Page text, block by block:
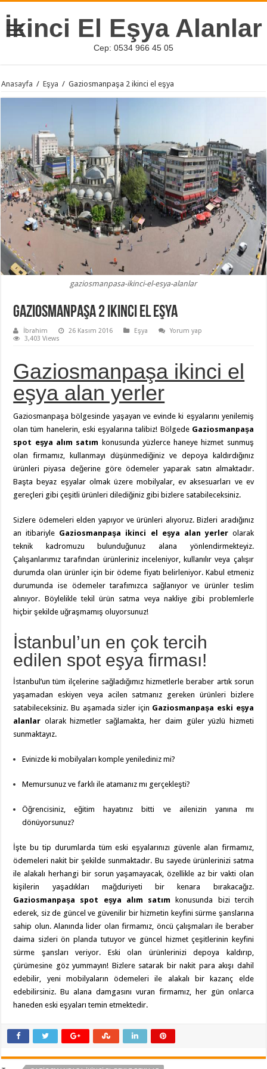
İkinci El Eşya Alanlar
Cep: 0534 966 45 05
Anasayfa / Eşya / Gaziosmanpaşa 2 ikinci el eşya
gaziosmanpasa-ikinci-el-esya-alanlar
Gaziosmanpaşa 2 ikinci el eşya
İbrahim 26 Kasım 2016 Eşya
Yorum yap
3,403 Views
Gaziosmanpaşa ikinci el
eşya alan yerler
Gaziosmanpaşa bölgesinde yaşayan ve evinde ki eşyalarını yenilemiş
olan tüm hanelerin, eski eşyalarına talibiz! Bölgede Gaziosmanpaşa
spot eşya alım satım konusunda yüzlerce haneye hizmet sunmuş
olan firmamız, kullanmayı düşünmediğiniz ve depoya kaldırdığınız
ürünleri piyasa değerine göre ödemeler yaparak satın almaktadır.
Başta beyaz eşyalar olmak üzere mobilyalar, ev aksesuarları ve ev
gereçleri gibi çeşitli ürünleri dilediğiniz gibi bizlere satabileceksiniz.
Sizlere ödemeleri elden yapıyor ve ürünleri alıyoruz. Bizleri aradığınız
an itibariyle Gaziosmanpaşa ikinci el eşya alan yerlerolarak
teknik kadromuzu bulunduğunuz alana yönlendirmekteyiz.
Çalışanlarımız tarafından ürünleriniz inceleniyor, kullanılır veya çalışır
durumda olan ürünler için bir ödeme fiyatı belirleniyor. Kabul etmeniz
durumunda ise ödemeler tarafımızca sağlanıyor ve ürünler teslim
alınıyor. Böylelikle tekil ürün satma veya nakliye gibi problemlerle
hiçbir şekilde uğraşmamış oluyorsunuz!
İstanbul’un en çok tercih
edilen spot eşya firması!
İstanbul’un tüm ilçelerine sağladığımız hizmetlerle beraber artık sorun
yaşamadan eskiyen veya acilen satmanız gereken ürünleri bizlere
satabileceksiniz. Bu aşamada sizler için Gaziosmanpaşa eski eşya
alanlar olarak hizmetler sağlamakta, her daim güler yüzlü hizmeti
sunmaktayız.
Evinizde ki mobilyaları komple yenilediniz mi?
Memursunuz ve farklı ile atamanız mı gerçekleşti?
Öğrencisiniz, eğitim hayatınız bitti ve ailenizin yanına mı
dönüyorsunuz?
İşte bu tip durumlarda tüm eski eşyalarınızı güvenle alan firmamız,
ödemeleri nakit bir şekilde sunmaktadır. Bu sayede ürünlerinizi satma
ile alakalı herhangi bir sorun yaşamayacak, özellikle az bir vakti olan
kişilerin yaşadıkları mağduriyeti bir kenara bırakacağız.
Gaziosmanpaşa spot eşya alım satım konusunda bizi tercih
ederek, siz de güncel ve güvenilir bir hizmetin keyfini sürme şanslarına
sahip olun. Alanında lider olan firmamız, öncü çalışmaları ile beraber
daima sizleri ön planda tutuyor ve güncel hizmet çeşitlerinin keyfini
sürme şansları veriyor. Eski olan ürünlerinizi depoya kaldırıp,
çürümesine göz yummayın! Bizlere satarak bir nakit para akışı dahil
edebilir, yeni mobilyaların ödemeleri ile alakalı bir kazanç elde
edebilirsiniz. Bu alana damgasını vuran firmamız, her gün onlarca
haneden eski eşyaları temin etmektedir.